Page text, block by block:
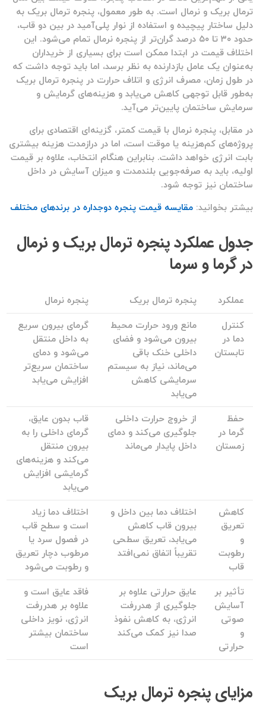
ترمال بریک و نرمال است. به طور معمول، پنجره ترمال بریک به
دلیل ساختار پیچیده و استفاده از نوار پلی‌آمید در بین دو قاب،
حدود ۳۰ تا ۵۰ درصد گران‌تر از پنجره نرمال تمام می‌شود. این
اختلاف قیمت در ابتدا ممکن است برای بسیاری از خریداران
به‌عنوان یک عامل بازدارنده به نظر برسد، اما باید توجه داشت که
در طول زمان، مصرف انرژی و اتلاف حرارت در پنجره ترمال بریک
به‌طور قابل توجهی کاهش می‌یابد و هزینه‌های گرمایش و
سرمایش ساختمان پایین‌تر می‌آید.
در مقابل، پنجره نرمال با قیمت کمتر، گزینه‌ای اقتصادی برای
پروژه‌های کم‌هزینه یا موقت است، اما در درازمدت هزینه بیشتری
بابت انرژی خواهد داشت. بنابراین هنگام انتخاب، علاوه بر قیمت
اولیه، باید به صرفه‌جویی بلندمدت و میزان آسایش در داخل
ساختمان نیز توجه شود.
بیشتر بخوانید:مقایسه قیمت پنجره دوجداره در برندهای مختلف
جدول عملکرد پنجره ترمال بریک و نرمال
در گرما و سرما
عملکرد پنجره ترمال بریک
پنجره نرمال
کنترل
دما در
تابستان
مانع ورود حرارت محیط
بیرون می‌شود و فضای
داخلی خنک باقی
می‌ماند، نیاز به سیستم
سرمایشی کاهش
می‌یابد
گرمای بیرون سریع
به داخل منتقل
می‌شود و دمای
ساختمان سریع‌تر
افزایش می‌یابد
حفظ
گرما در
زمستان
از خروج حرارت داخلی
جلوگیری می‌کند و دمای
داخل پایدار می‌ماند
قاب بدون عایق،
گرمای داخلی را به
بیرون منتقل
می‌کند و هزینه‌های
گرمایشی افزایش
می‌یابد
کاهش
تعریق
و
رطوبت
قاب
اختلاف دما بین داخل و
بیرون قاب کاهش
می‌یابد، تعریق سطحی
تقریباً اتفاق نمی‌افتد
اختلاف دما زیاد
است و سطح قاب
در فصول سرد یا
مرطوب دچار تعریق
و رطوبت می‌شود
تأثیر بر
آسایش
صوتی
و
حرارتی
عایق حرارتی علاوه بر
جلوگیری از هدررفت
انرژی، به کاهش نفوذ
صدا نیز کمک می‌کند
فاقد عایق است و
علاوه بر هدررفت
انرژی، نویز داخلی
ساختمان بیشتر
است
مزایای پنجره ترمال بریک